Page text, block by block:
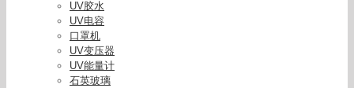
UV胶水
UV电容
口罩机
UV变压器
UV能量计
石英玻璃